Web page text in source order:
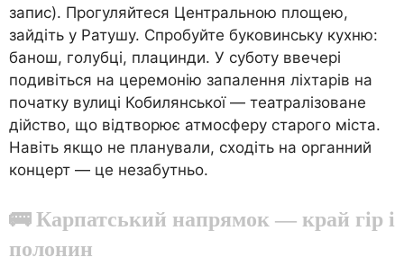
запис). Прогуляйтеся Центральною площею,
зайдіть у Ратушу. Спробуйте буковинську кухню:
банош, голубці, плацинди. У суботу ввечері
подивіться на церемонію запалення ліхтарів на
початку вулиці Кобилянської — театралізоване
дійство, що відтворює атмосферу старого міста.
Навіть якщо не планували, сходіть на органний
концерт — це незабутньо.
🚌 Карпатський напрямок — край гір і
полонин